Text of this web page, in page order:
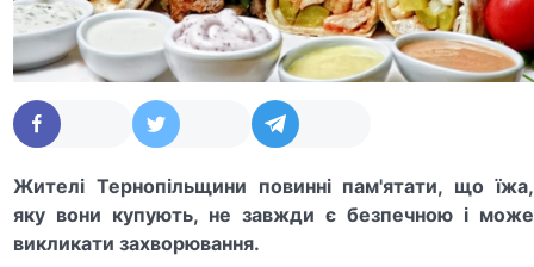
Жителі Тернопільщини повинні пам'ятати, що їжа,
яку вони купують, не завжди є безпечною і може
викликати захворювання.